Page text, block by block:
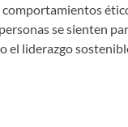
se sienten
el liderazgo